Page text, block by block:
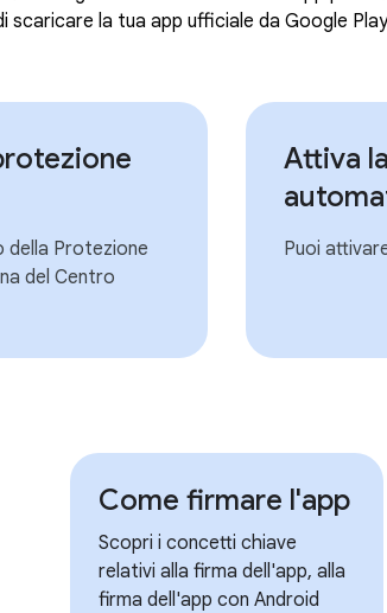
la tua app ufficiale da Google
della Protezione
del Centro
Attiva
Puoi
Come firmare l'app
Scopri i concetti chiave
relativi alla firma dell'app, alla
firma dell'app con Android